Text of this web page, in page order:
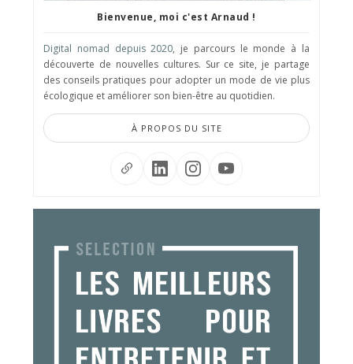
Bienvenue, moi c'est Arnaud !
Digital nomad depuis 2020, je parcours le monde à la
découverte de nouvelles cultures. Sur ce site, je partage
des conseils pratiques pour adopter un mode de vie plus
écologique et améliorer son bien-être au quotidien.
À PROPOS DU SITE